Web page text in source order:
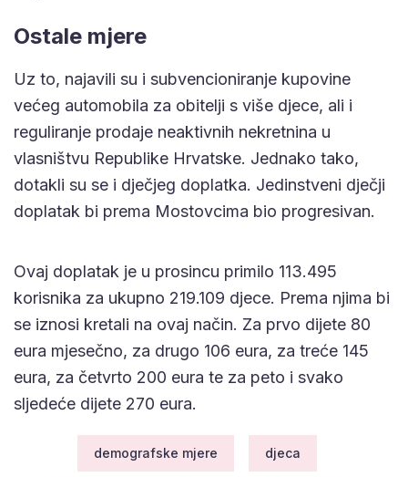
Ostale mjere
Uz to, najavili su i subvencioniranje kupovine
većeg automobila za obitelji s više djece, ali i
reguliranje prodaje neaktivnih nekretnina u
vlasništvu Republike Hrvatske. Jednako tako,
dotakli su se i dječjeg doplatka. Jedinstveni dječji
doplatak bi prema Mostovcima bio progresivan.
Ovaj doplatak je u prosincu primilo 113.495
korisnika za ukupno 219.109 djece. Prema njima bi
se iznosi kretali na ovaj način. Za prvo dijete 80
eura mjesečno, za drugo 106 eura, za treće 145
eura, za četvrto 200 eura te za peto i svako
sljedeće dijete 270 eura.
demografske mjere djeca